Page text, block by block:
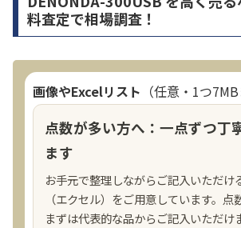
料査定で相場調査！
画像やExcelリスト （任意・1つ7MB
点数が多い方へ：一点ずつ丁
ます
お手元で整理しながらご記入いただけ
（エクセル）をご用意しています。点
まずは代表的な品からご記入いただけ